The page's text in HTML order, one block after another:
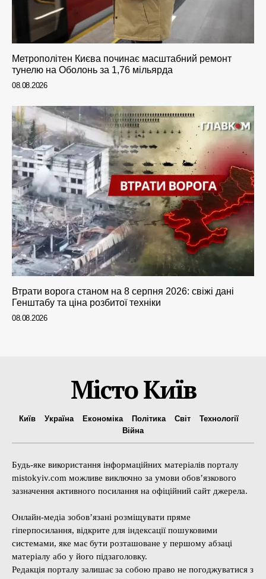
Метрополітен Києва починає масштабний ремонт
тунелю на Оболонь за 1,76 мільярда
08.08.2026
Втрати ворога станом на 8 серпня 2026: свіжі дані
Генштабу та ціна розбитої техніки
08.08.2026
Місто Київ
Київ Україна Економіка Політика Світ
Технології
Війна
Будь-яке використання інформаційних матеріалів порталу
mistokyiv.com можливе виключно за умови обов’язкового
зазначення активного посилання на офіційний сайт джерела.
Онлайн-медіа зобов’язані розміщувати пряме
гіперпосилання, відкрите для індексації пошуковими
системами, яке має бути розташоване у першому абзаці
матеріалу або у його підзаголовку.
Редакція порталу залишає за собою право не погоджуватися з